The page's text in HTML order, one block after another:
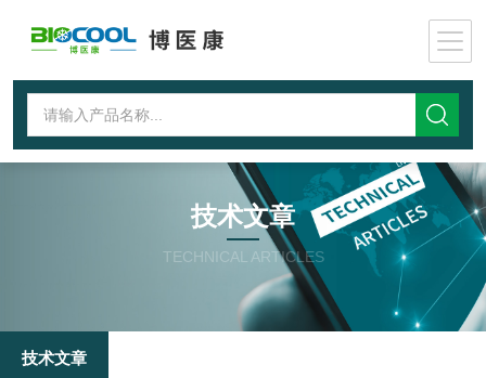
技术文章
TECHNICAL ARTICLES
技术文章